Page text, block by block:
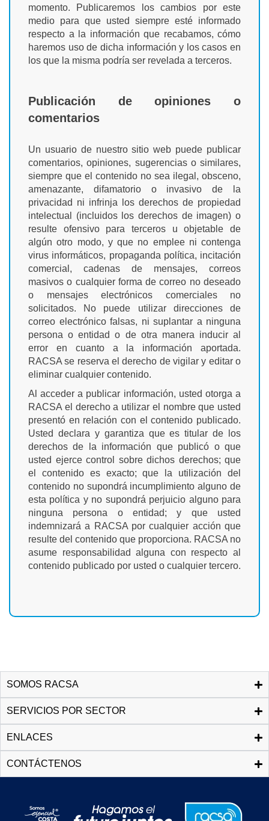
momento. Publicaremos los cambios por este
medio para que usted siempre esté informado
respecto a la información que recabamos, cómo
haremos uso de dicha información y los casos en
los que la misma podría ser revelada a terceros.
Publicación de opiniones o
comentarios
Un usuario de nuestro sitio web puede publicar
comentarios, opiniones, sugerencias o similares,
siempre que el contenido no sea ilegal, obsceno,
amenazante, difamatorio o invasivo de la
privacidad ni infrinja los derechos de propiedad
intelectual (incluidos los derechos de imagen) o
resulte ofensivo para terceros u objetable de
algún otro modo, y que no emplee ni contenga
virus informáticos, propaganda política, incitación
comercial, cadenas de mensajes, correos
masivos o cualquier forma de correo no deseado
o mensajes electrónicos comerciales no
solicitados. No puede utilizar direcciones de
correo electrónico falsas, ni suplantar a ninguna
persona o entidad o de otra manera inducir al
error en cuanto a la información aportada.
RACSA se reserva el derecho de vigilar y editar o
eliminar cualquier contenido.
Al acceder a publicar información, usted otorga a
RACSA el derecho a utilizar el nombre que usted
presentó en relación con el contenido publicado.
Usted declara y garantiza que es titular de los
derechos de la información que publicó o que
usted ejerce control sobre dichos derechos; que
el contenido es exacto; que la utilización del
contenido no supondrá incumplimiento alguno de
esta política y no supondrá perjuicio alguno para
ninguna persona o entidad; y que usted
indemnizará a RACSA por cualquier acción que
resulte del contenido que proporciona. RACSA no
asume responsabilidad alguna con respecto al
contenido publicado por usted o cualquier tercero.
SOMOS RACSA
SERVICIOS POR SECTOR
ENLACES
CONTÁCTENOS